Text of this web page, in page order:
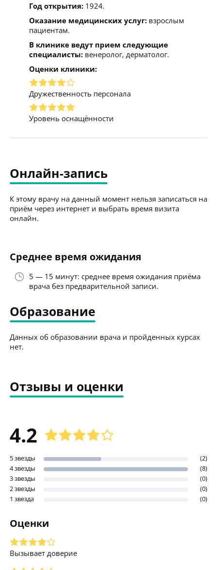
Год открытия: 1924.
Оказание медицинских услуг: взрослым
пациентам.
В клинике ведут прием следующие
специалисты: венеролог, дерматолог.
Оценки клиники:
Дружественность персонала
Уровень оснащённости
Онлайн-запись
К этому врачу на данный момент нельзя записаться на
приём через интернет и выбрать время визита
онлайн.
Среднее время ожидания
5 — 15 минут: среднее время ожидания приёма
врача без предварительной записи.
Образование
Данных об образовании врача и пройденных курсах
нет.
Отзывы и оценки
4.2
5 звезды
(2)
4 звезды
(8)
3 звезды
(0)
2 звезды
(0)
1 звезда
(0)
Оценки
Вызывает доверие